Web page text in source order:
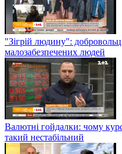
"Зігрій людину":
малозабезпечених людей
Валютні гойдалки: чому
такий нестабільний